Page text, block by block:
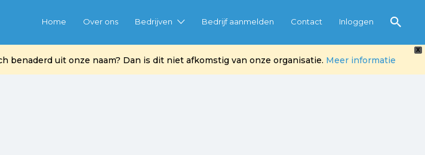
X
benaderd uit onze naam? Dan is dit niet afkomstig van onze organisatie. Meer informatie
Home Over ons Bedrijven Bedrijf aanmelden Contact Inloggen